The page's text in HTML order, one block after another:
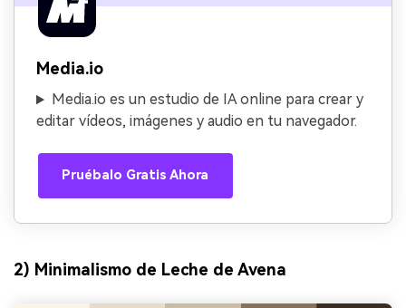
Media.io
Media.io es un estudio de IA online para crear y
editar vídeos, imágenes y audio en tu navegador.
Pruébalo Gratis Ahora
2) Minimalismo de Leche de Avena